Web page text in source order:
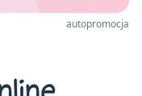
autopromocja